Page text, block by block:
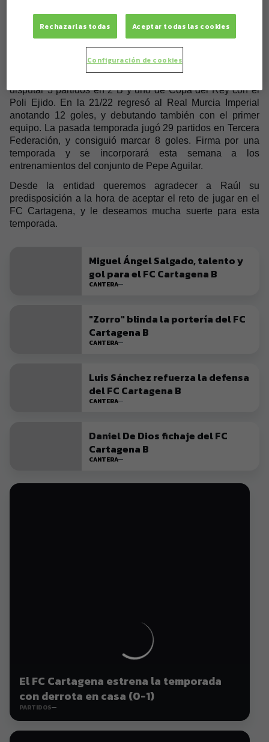
Botía es un jugador que se desenvuelve tanto por los
calidad. Formado en la cantera del Real Murcia, UD
disputar 3 partidos en 2ªB y uno de Copa del Rey con el
Poli Ejido. En la 21/22 regresó al Real Murcia Imperial
anotando 12 goles, y debutando también con el primer
equipo. La pasada temporada jugó 29 partidos en Tercera
Federación, y consiguió marcar 8 goles. Firma por una
temporada y se incorporará esta semana a los
entrenamientos del conjunto de Pepe Aguilar.
Desde la entidad queremos agradecer a Raúl su
predisposición a la hora de aceptar el reto de jugar en el
FC Cartagena, y le deseamos mucha suerte para esta
temporada.
Miguel Ángel Salgado, talento y
gol para el FC Cartagena B
CANTERA
"Zorro" blinda la portería del FC
Cartagena B
CANTERA
Luis Sánchez refuerza la defensa
del FC Cartagena B
CANTERA
Daniel De Dios fichaje del FC
Cartagena B
CANTERA
El FC Cartagena estrena la temporada
con derrota en casa (0-1)
PARTIDOS
Rechazarlas todas Aceptar todas las cookies
Configuración de cookies